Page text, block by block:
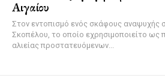
Αιγαίου
Στον εντοπισμό ενός σκάφους αναψυχής
Σκοπέλου, το οποίο εχρησιμοποιείτο
αλιείας προστατευόμενων...